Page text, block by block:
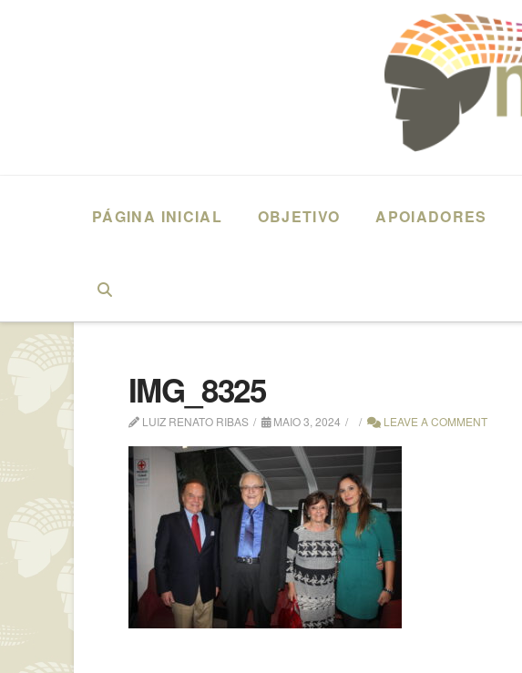
PÁGINA INICIAL OBJETIVO APOIADORES
IMG_8325
LUIZ RENATO RIBAS MAIO 3, 2024 LEAVE A COMMENT